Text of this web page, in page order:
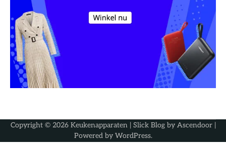
Copyright © 2026 Keukenapparaten| Slick Blog by Ascendoor|
Powered by WordPress.